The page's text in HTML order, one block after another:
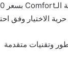
حرية الاختيار وفق
وتقنيات متقدمة